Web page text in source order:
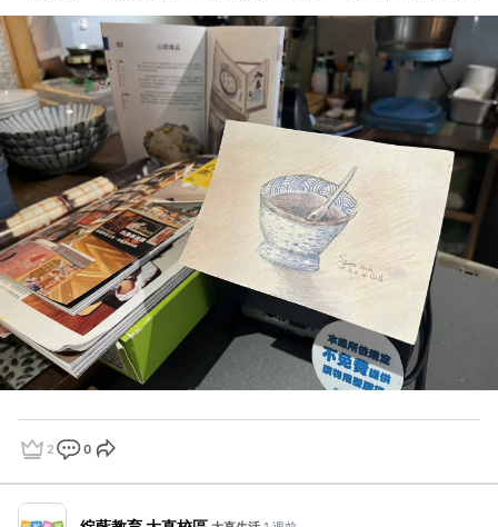
點讚 2 評論 0分享